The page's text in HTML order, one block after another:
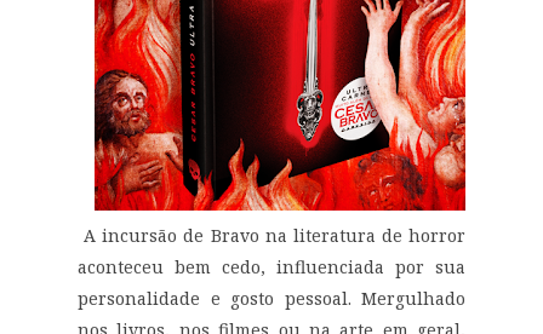
A incursão de Bravo na literatura de horror
aconteceu bem cedo, influenciada por sua
personalidade e gosto pessoal. Mergulhado
nos livros, nos filmes ou na arte em geral,